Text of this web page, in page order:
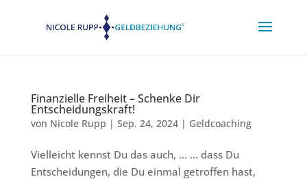
Finanzielle Freiheit – Schenke Dir
Entscheidungskraft!
von Nicole Rupp | Sep. 24, 2024| Geldcoaching
Vielleicht kennst Du das auch, … … dass Du
Entscheidungen, die Du einmal getroffen hast,